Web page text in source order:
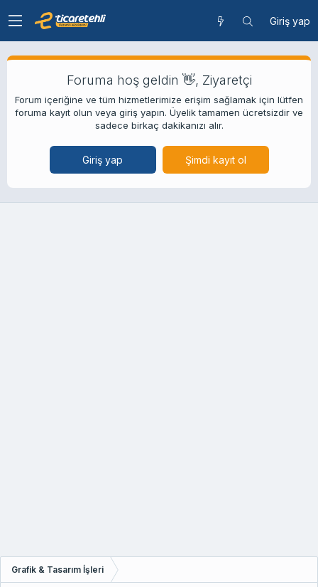
Giriş yap
Foruma hoş geldin 👋, Ziyaretçi
Forum içeriğine ve tüm hizmetlerimize erişim sağlamak için lütfen
foruma kayıt olun veya giriş yapın. Üyelik tamamen ücretsizdir ve
sadece birkaç dakikanızı alır.
Giriş yap Şimdi kayıt ol
Grafik & Tasarım İşleri